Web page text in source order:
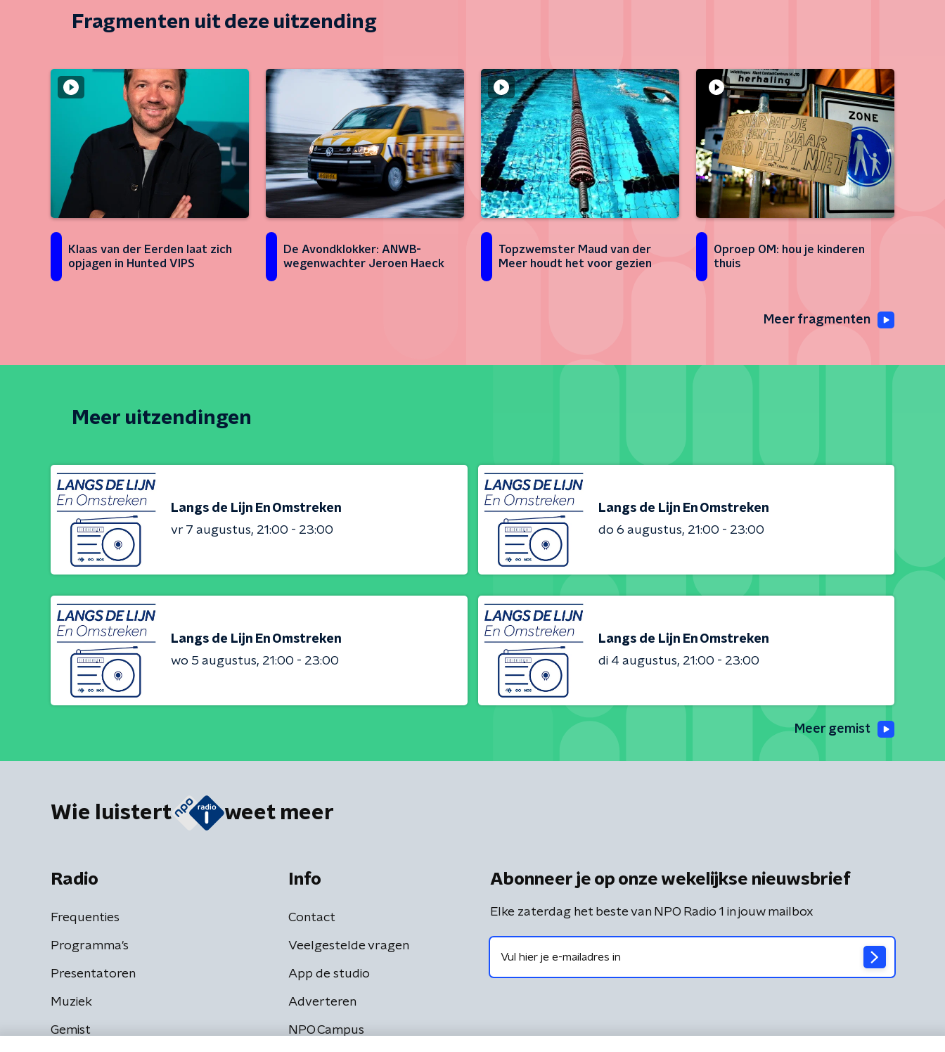
Fragmenten uit deze uitzending
Klaas van der Eerden laat zich
opjagen in Hunted VIPS
De Avondklokker: ANWB-
wegenwachter Jeroen Haeck
Topzwemster Maud van der
Meer houdt het voor gezien
Oproep OM: hou je kinderen
thuis
Meer fragmenten
Meer uitzendingen
Langs de Lijn En Omstreken
vr 7 augustus 21:00 - 23:00
Langs de Lijn En Omstreken
do 6 augustus 21:00 - 23:00
Langs de Lijn En Omstreken
wo 5 augustus 21:00 - 23:00
Langs de Lijn En Omstreken
di 4 augustus 21:00 - 23:00
Meer gemist
Wie luistert weet meer
Radio
Frequenties
Programma's
Presentatoren
Muziek
Gemist
Info
Contact
Veelgestelde vragen
App de studio
Adverteren
NPO Campus
Abonneer je op onze wekelijkse nieuwsbrief
Elke zaterdag het beste van NPO Radio 1 in jouw mailbox